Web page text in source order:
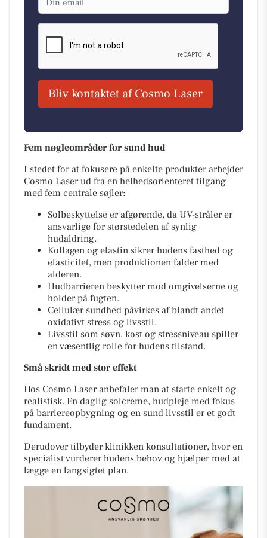
Bliv kontaktet af Cosmo Laser
Fem nøgleområder for sund hud
I stedet for at fokusere på enkelte produkter arbejder
Cosmo Laser ud fra en helhedsorienteret tilgang
med fem centrale søjler:
Solbeskyttelse er afgørende, da UV-stråler er
ansvarlige for størstedelen af synlig
hudaldring.
Kollagen og elastin sikrer hudens fasthed og
elasticitet, men produktionen falder med
alderen.
Hudbarrieren beskytter mod omgivelserne og
holder på fugten.
Cellulær sundhed påvirkes af blandt andet
oxidativt stress og livsstil.
Livsstil som søvn, kost og stressniveau spiller
en væsentlig rolle for hudens tilstand.
Små skridt med stor effekt
Hos Cosmo Laser anbefaler man at starte enkelt og
realistisk. En daglig solcreme, hudpleje med fokus
på barriereopbygning og en sund livsstil er et godt
fundament.
Derudover tilbyder klinikken konsultationer, hvor en
specialist vurderer hudens behov og hjælper med at
lægge en langsigtet plan.